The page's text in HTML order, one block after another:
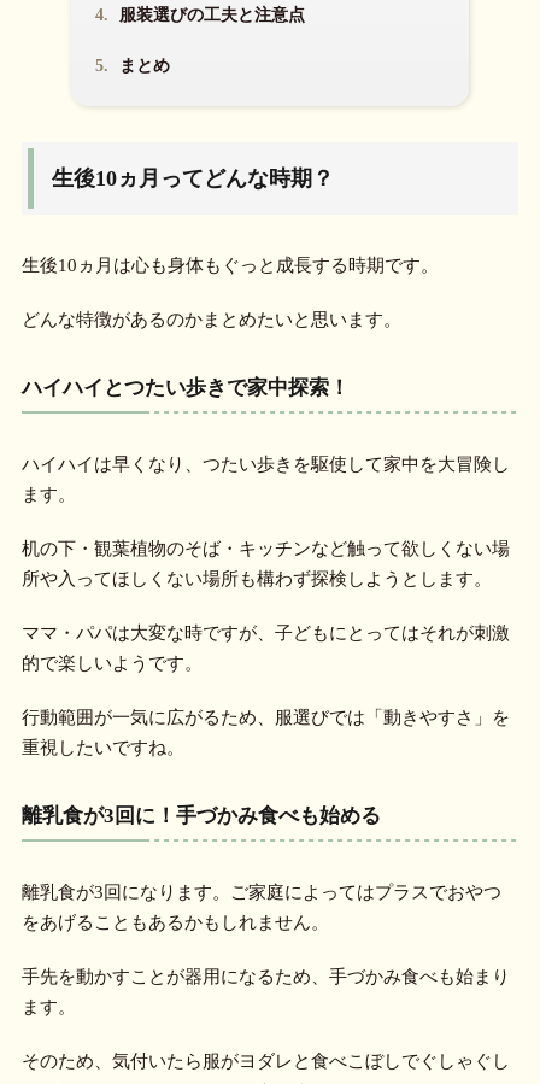
4. 服装選びの工夫と注意点
5. まとめ
生後10ヵ月ってどんな時期？
生後10ヵ月は心も身体もぐっと成長する時期です。
どんな特徴があるのかまとめたいと思います。
ハイハイとつたい歩きで家中探索！
ハイハイは早くなり、つたい歩きを駆使して家中を大冒険し
ます。
机の下・観葉植物のそば・キッチンなど触って欲しくない場
所や入ってほしくない場所も構わず探検しようとします。
ママ・パパは大変な時ですが、子どもにとってはそれが刺激
的で楽しいようです。
行動範囲が一気に広がるため、服選びでは「動きやすさ」を
重視したいですね。
離乳食が3回に！手づかみ食べも始める
離乳食が3回になります。ご家庭によってはプラスでおやつ
をあげることもあるかもしれません。
手先を動かすことが器用になるため、手づかみ食べも始まり
ます。
そのため、気付いたら服がヨダレと食べこぼしでぐしゃぐし